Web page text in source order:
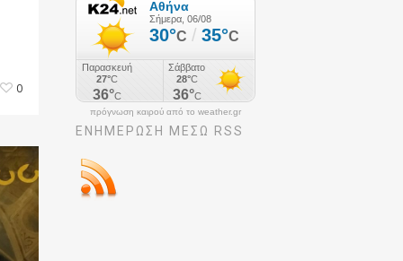
0
πρόγνωση καιρού από το weather.gr
ΕΝΗΜΈΡΩΣΉ ΜΕΣΩ RSS